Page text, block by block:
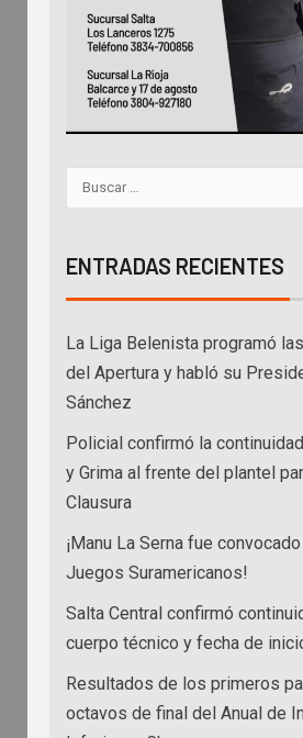
ENTRADAS RECIENTES
La Liga Belenista programó
del Apertura y habló su
Sánchez
Policial confirmó la
y Grima al frente del plantel
Clausura
¡Manu La Serna fue
Juegos Suramericanos!
Salta Central confirmó
cuerpo técnico y fecha de
Resultados de los primeros
octavos de final del Anual de